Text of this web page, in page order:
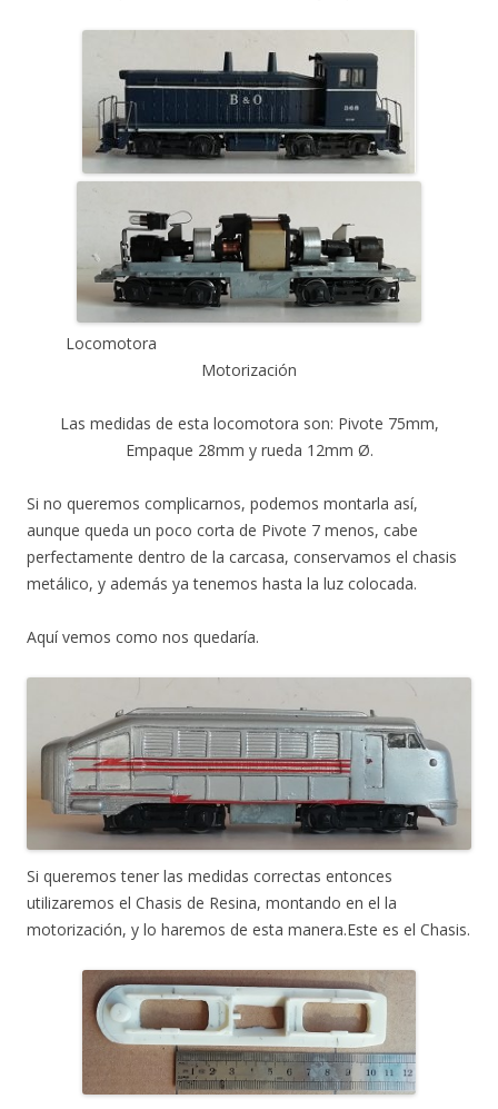
Locomotora
Motorización
Las medidas de esta locomotora son: Pivote 75mm,
Empaque 28mm y rueda 12mm Ø.
Si no queremos complicarnos, podemos montarla así,
aunque queda un poco corta de Pivote 7 menos, cabe
perfectamente dentro de la carcasa, conservamos el chasis
metálico, y además ya tenemos hasta la luz colocada.
Aquí vemos como nos quedaría.
Si queremos tener las medidas correctas entonces
utilizaremos el Chasis de Resina, montando en el la
motorización, y lo haremos de esta manera.Este es el Chasis.